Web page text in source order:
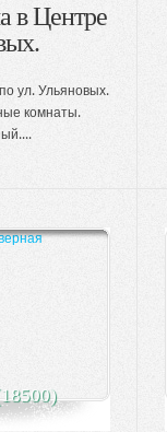
в Центре
ул. Ульяновых.
комнаты.